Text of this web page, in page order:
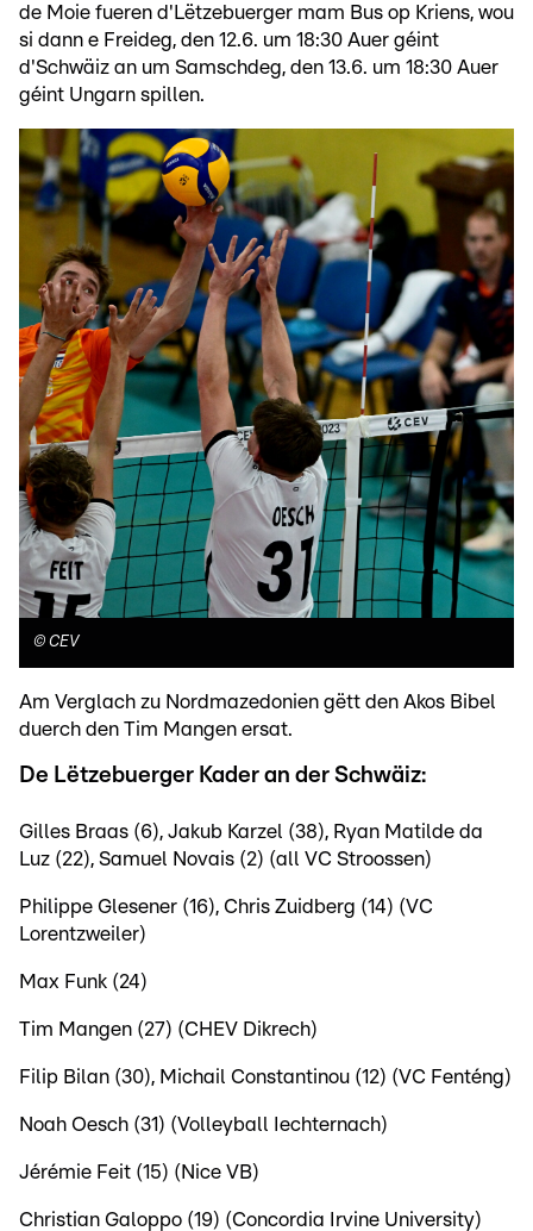
de Moie fueren d'Lëtzebuerger mam Bus op Kriens, wou
si dann e Freideg, den 12.6. um 18:30 Auer géint
d'Schwäiz an um Samschdeg, den 13.6. um 18:30 Auer
géint Ungarn spillen.
© CEV
Am Verglach zu Nordmazedonien gëtt den Akos Bibel
duerch den Tim Mangen ersat.
De Lëtzebuerger Kader an der Schwäiz:
Gilles Braas (6), Jakub Karzel (38), Ryan Matilde da
Luz (22), Samuel Novais (2) (all VC Stroossen)
Philippe Glesener (16), Chris Zuidberg (14) (VC
Lorentzweiler)
Max Funk (24)
Tim Mangen (27) (CHEV Dikrech)
Filip Bilan (30), Michail Constantinou (12) (VC Fenténg)
Noah Oesch (31) (Volleyball Iechternach)
Jérémie Feit (15) (Nice VB)
Christian Galoppo (19) (Concordia Irvine University)